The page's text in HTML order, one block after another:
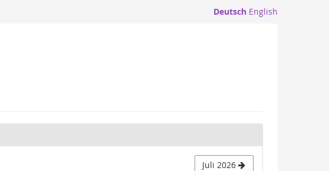
Deutsch English
Juli 2026